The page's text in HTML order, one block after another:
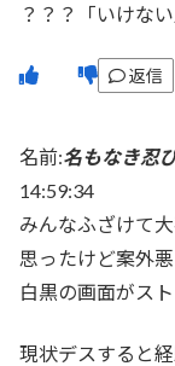
？？？「いけない
返信
名前:名もなき忍
14:59:34
みんなふざけて
思ったけど案外
白黒の画面がス
現状デスすると